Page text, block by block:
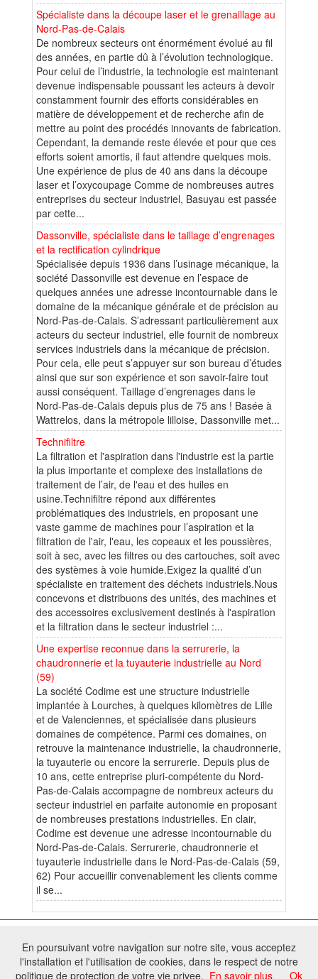
Spécialiste dans la découpe laser et le grenaillage au
Nord-Pas-de-Calais
De nombreux secteurs ont énormément évolué au fil
des années, en partie dû à l’évolution technologique.
Pour celui de l’industrie, la technologie est maintenant
devenue indispensable poussant les acteurs à devoir
constamment fournir des efforts considérables en
matière de développement et de recherche afin de
mettre au point des procédés innovants de fabrication.
Cependant, la demande reste élevée et pour que ces
efforts soient amortis, il faut attendre quelques mois.
Une expérience de plus de 40 ans dans la découpe
laser et l’oxycoupage Comme de nombreuses autres
entreprises du secteur industriel, Basuyau est passée
par cette...
Dassonville, spécialiste dans le taillage d’engrenages
et la rectification cylindrique
Spécialisée depuis 1936 dans l’usinage mécanique, la
société Dassonville est devenue en l’espace de
quelques années une adresse incontournable dans le
domaine de la mécanique générale et de précision au
Nord-Pas-de-Calais. S’adressant particulièrement aux
acteurs du secteur industriel, elle fournit de nombreux
services industriels dans la mécanique de précision.
Pour cela, elle peut s’appuyer sur son bureau d’études
ainsi que sur son expérience et son savoir-faire tout
aussi conséquent. Taillage d’engrenages dans le
Nord-Pas-de-Calais depuis plus de 75 ans ! Basée à
Wattrelos, dans la métropole lilloise, Dassonville met...
Technifiltre
La filtration et l'aspiration dans l'industrie est la partie
la plus importante et complexe des installations de
traitement de l’air, de l'eau et des huiles en
usine.Technifiltre répond aux différentes
problématiques des industriels, en proposant une
vaste gamme de machines pour l’aspiration et la
filtration de l'air, l'eau, les copeaux et les poussières,
soit à sec, avec les filtres ou des cartouches, soit avec
des systèmes à voie humide.Exigez la qualité d’un
spécialiste en traitement des déchets industriels.Nous
concevons et distribuons des unités, des machines et
des accessoires exclusivement destinés à l'aspiration
et la filtration dans le secteur industriel :...
Une expertise reconnue dans la serrurerie, la
chaudronnerie et la tuyauterie industrielle au Nord
(59)
La société Codime est une structure industrielle
implantée à Lourches, à quelques kilomètres de Lille
et de Valenciennes, et spécialisée dans plusieurs
domaines de compétence. Parmi ces domaines, on
retrouve la maintenance industrielle, la chaudronnerie,
la tuyauterie ou encore la serrurerie. Depuis plus de
10 ans, cette entreprise pluri-compétente du Nord-
Pas-de-Calais accompagne de nombreux acteurs du
secteur industriel en parfaite autonomie en proposant
de nombreuses prestations industrielles. En clair,
Codime est devenue une adresse incontournable du
Nord-Pas-de-Calais. Serrurerie, chaudronnerie et
tuyauterie industrielle dans le Nord-Pas-de-Calais (59,
62) Pour accueillir convenablement les clients comme
il se...
FontAwesome
Tous droits réservés - Toute reproduction du contenu de ce site, même
partielle, est interdite sans accord du propriétaire.
En poursuivant votre navigation sur notre site, vous acceptez
l'installation et l'utilisation de cookies, dans le respect de notre
politique de protection de votre vie privee. En savoir plus Ok